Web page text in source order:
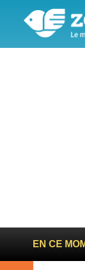
EN CE